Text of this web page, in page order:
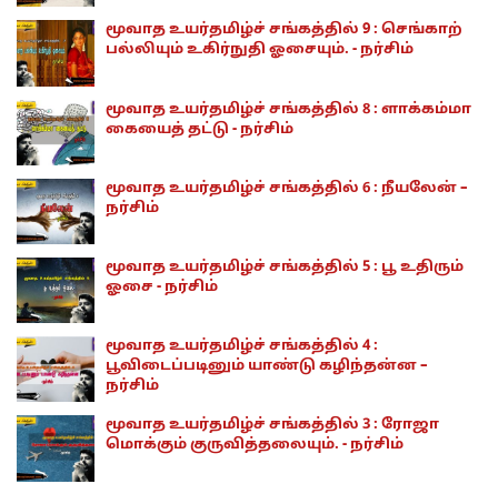
மூவாத உயர்தமிழ்ச் சங்கத்தில் 9 : செங்காற்
பல்லியும் உகிர்நுதி ஓசையும். - நர்சிம்
மூவாத உயர்தமிழ்ச் சங்கத்தில் 8 : ளாக்கம்மா
கையைத் தட்டு - நர்சிம்
மூவாத உயர்தமிழ்ச் சங்கத்தில் 6 : நீயலேன் –
நர்சிம்
மூவாத உயர்தமிழ்ச் சங்கத்தில் 5 : பூ உதிரும்
ஓசை - நர்சிம்
மூவாத உயர்தமிழ்ச் சங்கத்தில் 4 :
பூவிடைப்படினும் யாண்டு கழிந்தன்ன –
நர்சிம்
மூவாத உயர்தமிழ்ச் சங்கத்தில் 3 : ரோஜா
மொக்கும் குருவித்தலையும். - நர்சிம்